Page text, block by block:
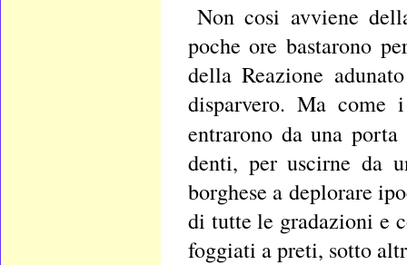
Non cosi avviene
poche ore bastarono
della Reazione
disparvero. Ma
entrarono da una
denti, per uscirne da
borghese a deplorare
di tutte le gradazioni e
foggiati a preti, sotto